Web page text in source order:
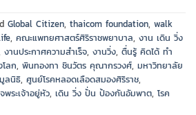
Global Citizen, thaicom foundation, walk
, คณะแพทยศาสตร์ศิริราชพยาบาล, งาน เดิน วิ่ง
งานประกาศความสำเร็จ, งานวิ่ง, ตื่นรู้ คิดได้ ทำ
ลก, พินทองทา ชินวัตร คุณากรวงศ์, มหาวิทยาลัย
ลนิธิ, ศูนย์โรคหลอดเลือดสมองศิริราช,
พระเจ้าอยู่หัว, เดิน วิ่ง ปั่น ป้องกันอัมพาต, โรค